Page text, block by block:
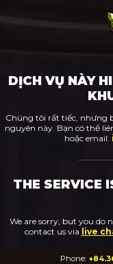
DỊCH VỤ NÀY
Chúng tôi rất tiếc, nhưng
nguyên này. Bạn có thể
hoặc email:
THE SERVICE
We are sorry, but you do
contact us via live
Phone: